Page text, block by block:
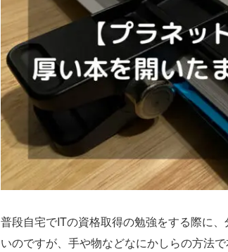
普段自宅でITの資格取得の勉強をする際に
いのですが、手や物などなにかしらの方法